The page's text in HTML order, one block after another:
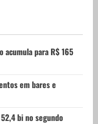
acumula para R$ 165
em bares e
bi no segundo